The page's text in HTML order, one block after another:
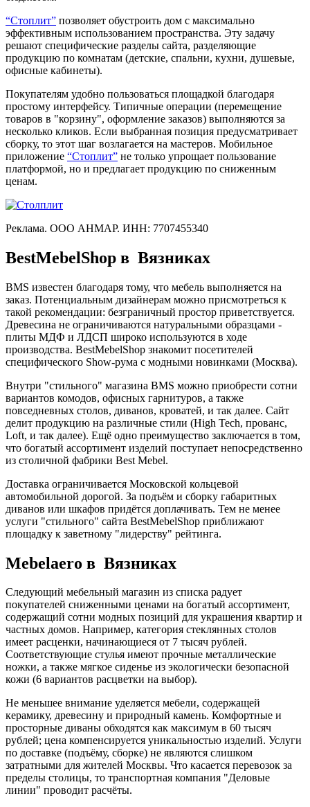
“Стоплит” позволяет обустроить дом с максимально
эффективным использованием пространства. Эту задачу
решают специфические разделы сайта, разделяющие
продукцию по комнатам (детские, спальни, кухни, душевые,
офисные кабинеты).
Покупателям удобно пользоваться площадкой благодаря
простому интерфейсу. Типичные операции (перемещение
товаров в "корзину", оформление заказов) выполняются за
несколько кликов. Если выбранная позиция предусматривает
сборку, то этот шаг возлагается на мастеров. Мобильное
приложение “Стоплит” не только упрощает пользование
платформой, но и предлагает продукцию по сниженным
ценам.
Реклама. ООО АНМАР. ИНН: 7707455340
BestMebelShop в Вязниках
BMS известен благодаря тому, что мебель выполняется на
заказ. Потенциальным дизайнерам можно присмотреться к
такой рекомендации: безграничный простор приветствуется.
Древесина не ограничиваются натуральными образцами -
плиты МДФ и ЛДСП широко используются в ходе
производства. BestMebelShop знакомит посетителей
специфического Show-рума с модными новинками (Москва).
Внутри "стильного" магазина BMS можно приобрести сотни
вариантов комодов, офисных гарнитуров, а также
повседневных столов, диванов, кроватей, и так далее. Сайт
делит продукцию на различные стили (High Tech, прованс,
Loft, и так далее). Ещё одно преимущество заключается в том,
что богатый ассортимент изделий поступает непосредственно
из столичной фабрики Best Mebel.
Доставка ограничивается Московской кольцевой
автомобильной дорогой. За подъём и сборку габаритных
диванов или шкафов придётся доплачивать. Тем не менее
услуги "стильного" сайта BestMebelShop приближают
площадку к заветному "лидерству" рейтинга.
Mebelaero в Вязниках
Следующий мебельный магазин из списка радует
покупателей сниженными ценами на богатый ассортимент,
содержащий сотни модных позиций для украшения квартир и
частных домов. Например, категория стеклянных столов
имеет расценки, начинающиеся от 7 тысяч рублей.
Соответствующие стулья имеют прочные металлические
ножки, а также мягкое сиденье из экологически безопасной
кожи (6 вариантов расцветки на выбор).
Не меньшее внимание уделяется мебели, содержащей
керамику, древесину и природный камень. Комфортные и
просторные диваны обходятся как максимум в 60 тысяч
рублей; цена компенсируется уникальностью изделий. Услуги
по доставке (подъёму, сборке) не являются слишком
затратными для жителей Москвы. Что касается перевозок за
пределы столицы, то транспортная компания "Деловые
линии" проводит расчёты.